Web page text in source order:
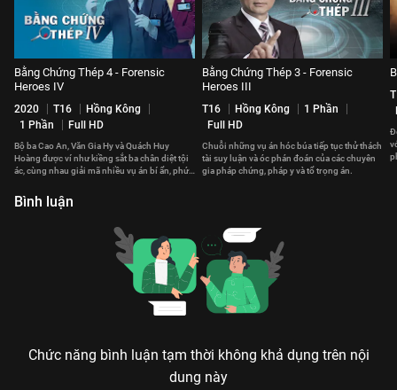
Bằng Chứng Thép 4 - Forensic
Heroes IV
2020 T16
Hồng Kông
1 Phần
Full HD
Bộ ba Cao An, Văn Gia Hy và Quách Huy
Hoàng được ví như kiềng sắt ba chân diệt tội
ác, cùng nhau giải mã nhiều vụ án bí ẩn, phức
Bằng Chứng Thép 3 - Forensic
Heroes III
T16 Hồng Kông
1 Phần
Full HD
Chuỗi những vụ án hóc búa tiếp tục thử thách
tài suy luận và óc phán đoán của các chuyên
gia pháp chứng, pháp y và tổ trọng án.
Bình luận
Chức năng bình luận tạm thời không khả dụng trên nội
dung này